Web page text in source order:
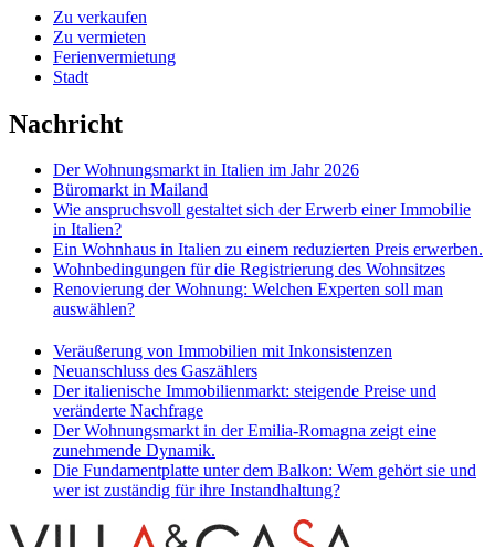
Zu verkaufen
Zu vermieten
Ferienvermietung
Stadt
Nachricht
Der Wohnungsmarkt in Italien im Jahr 2026
Büromarkt in Mailand
Wie anspruchsvoll gestaltet sich der Erwerb einer Immobilie
in Italien?
Ein Wohnhaus in Italien zu einem reduzierten Preis erwerben.
Wohnbedingungen für die Registrierung des Wohnsitzes
Renovierung der Wohnung: Welchen Experten soll man
auswählen?
Veräußerung von Immobilien mit Inkonsistenzen
Neuanschluss des Gaszählers
Der italienische Immobilienmarkt: steigende Preise und
veränderte Nachfrage
Der Wohnungsmarkt in der Emilia-Romagna zeigt eine
zunehmende Dynamik.
Die Fundamentplatte unter dem Balkon: Wem gehört sie und
wer ist zuständig für ihre Instandhaltung?